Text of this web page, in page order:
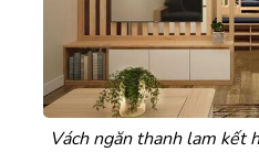
Vách ngăn thanh lam